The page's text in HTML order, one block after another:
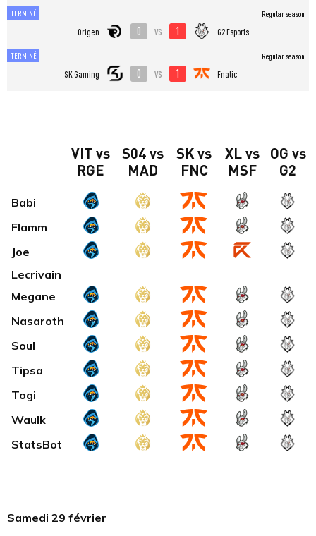
TERMINÉ
Origen 0 vs 1 G2 Esports
Regular season
TERMINÉ
SK Gaming 0 vs 1 Fnatic
Regular season
VIT vs
RGE
S04 vs
MAD
SK vs
FNC
XL vs
MSF
OG vs
G2
Babi
Flamm
Joe
Lecrivain
Megane
Nasaroth
Soul
Tipsa
Togi
Waulk
StatsBot
Samedi 29 février